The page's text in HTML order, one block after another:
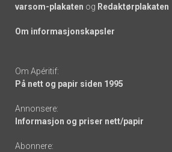
varsom-plakaten og Redaktørplakaten
Om informasjonskapsler
Om Apéritif:
På nett og papir siden 1995
Annonsere:
Informasjon og priser nett/papir
Abonnere: